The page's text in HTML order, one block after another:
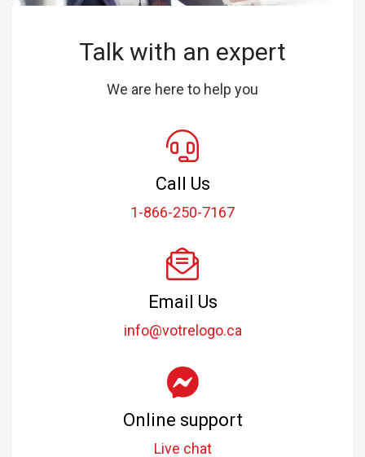
Talk with an expert
We are here to help you
Call Us
1-866-250-7167
Email Us
info@votrelogo.ca
Online support
Live chat